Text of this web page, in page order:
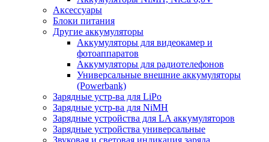
Аксессуары
Блоки питания
Другие аккумуляторы
Аккумуляторы для видеокамер и
фотоаппаратов
Аккумуляторы для радиотелефонов
Универсальные внешние аккумуляторы
(Powerbank)
Зарядные устр-ва для LiPo
Зарядные устр-ва для NiMH
Зарядные устройства для LA аккумуляторов
Зарядные устройства универсальные
Звуковая и световая индикация заряда